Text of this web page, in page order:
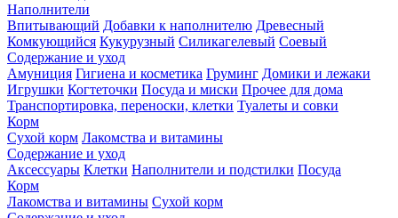
Наполнители
Впитывающий Добавки к наполнителю Древесный
Комкующийся Кукурузный Силикагелевый Соевый
Содержание и уход
Амуниция Гигиена и косметика Груминг Домики и лежаки
Игрушки Когтеточки Посуда и миски Прочее для дома
Транспортировка, переноски, клетки Туалеты и совки
Корм
Сухой корм Лакомства и витамины
Содержание и уход
Аксессуары Клетки Наполнители и подстилки Посуда
Корм
Лакомства и витамины Сухой корм